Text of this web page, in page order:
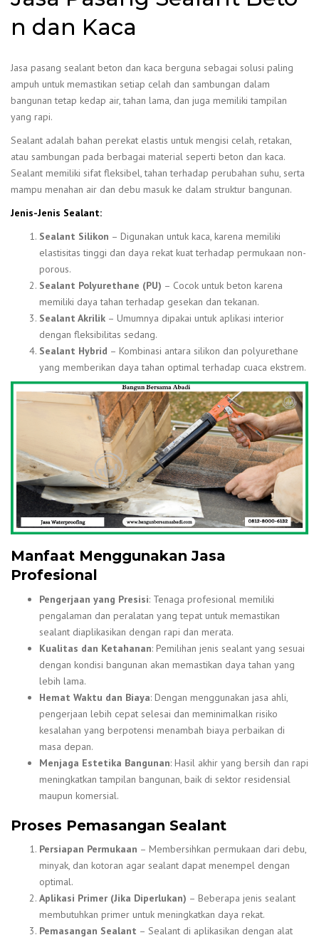
n dan Kaca
Jasa pasang sealant beton dan kaca berguna sebagai solusi paling
ampuh untuk memastikan setiap celah dan sambungan dalam
bangunan tetap kedap air, tahan lama, dan juga memiliki tampilan
yang rapi.
Sealant adalah bahan perekat elastis untuk mengisi celah, retakan,
atau sambungan pada berbagai material seperti beton dan kaca.
Sealant memiliki sifat fleksibel, tahan terhadap perubahan suhu, serta
mampu menahan air dan debu masuk ke dalam struktur bangunan.
Jenis-Jenis Sealant:
Sealant Silikon – Digunakan untuk kaca, karena memiliki
elastisitas tinggi dan daya rekat kuat terhadap permukaan non-
porous.
Sealant Polyurethane (PU) – Cocok untuk beton karena
memiliki daya tahan terhadap gesekan dan tekanan.
Sealant Akrilik – Umumnya dipakai untuk aplikasi interior
dengan fleksibilitas sedang.
Sealant Hybrid – Kombinasi antara silikon dan polyurethane
yang memberikan daya tahan optimal terhadap cuaca ekstrem.
Manfaat Menggunakan Jasa
Profesional
Pengerjaan yang Presisi: Tenaga profesional memiliki
pengalaman dan peralatan yang tepat untuk memastikan
sealant diaplikasikan dengan rapi dan merata.
Kualitas dan Ketahanan: Pemilihan jenis sealant yang sesuai
dengan kondisi bangunan akan memastikan daya tahan yang
lebih lama.
Hemat Waktu dan Biaya: Dengan menggunakan jasa ahli,
pengerjaan lebih cepat selesai dan meminimalkan risiko
kesalahan yang berpotensi menambah biaya perbaikan di
masa depan.
Menjaga Estetika Bangunan: Hasil akhir yang bersih dan rapi
meningkatkan tampilan bangunan, baik di sektor residensial
maupun komersial.
Proses Pemasangan Sealant
Persiapan Permukaan – Membersihkan permukaan dari debu,
minyak, dan kotoran agar sealant dapat menempel dengan
optimal.
Aplikasi Primer (Jika Diperlukan) – Beberapa jenis sealant
membutuhkan primer untuk meningkatkan daya rekat.
Pemasangan Sealant – Sealant di aplikasikan dengan alat